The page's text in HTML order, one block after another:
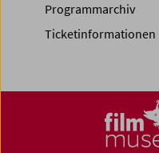
Programmarchiv
Ticketinformationen